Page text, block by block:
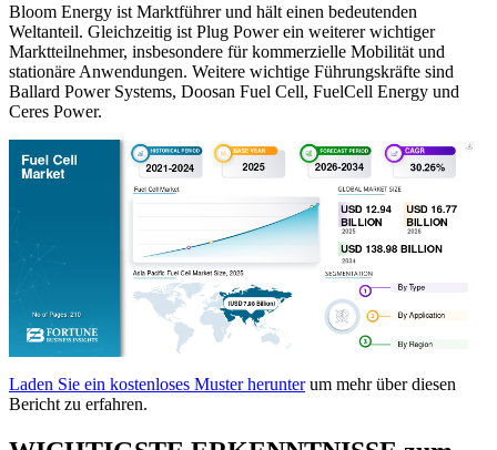
Bloom Energy ist Marktführer und hält einen bedeutenden
Weltanteil. Gleichzeitig ist Plug Power ein weiterer wichtiger
Marktteilnehmer, insbesondere für kommerzielle Mobilität und
stationäre Anwendungen. Weitere wichtige Führungskräfte sind
Ballard Power Systems, Doosan Fuel Cell, FuelCell Energy und
Ceres Power.
Laden Sie ein kostenloses Muster herunterum mehr über diesen
Bericht zu erfahren.